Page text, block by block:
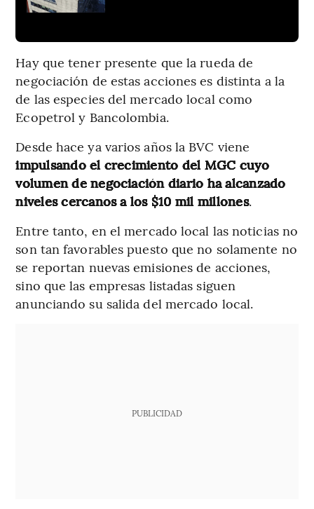
Hay que tener presente que la rueda de
negociación de estas acciones es distinta a la
de las especies del mercado local como
Ecopetrol y Bancolombia.
Desde hace ya varios años la BVC viene
impulsando el crecimiento del MGC cuyo
volumen de negociación diario ha alcanzado
niveles cercanos a los $10 mil millones.
Entre tanto, en el mercado local las noticias no
son tan favorables puesto que no solamente no
se reportan nuevas emisiones de acciones,
sino que las empresas listadas siguen
anunciando su salida del mercado local.
PUBLICIDAD